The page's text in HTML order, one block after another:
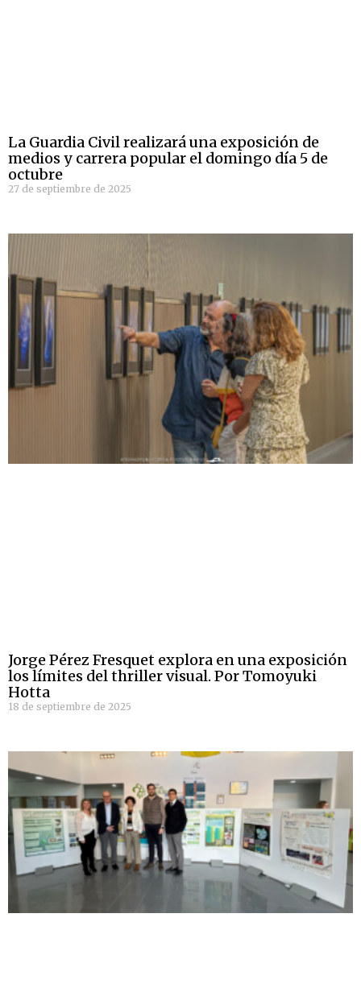
La Guardia Civil realizará una exposición de
medios y carrera popular el domingo día 5 de
octubre
27 de septiembre de 2025
Jorge Pérez Fresquet explora en una exposición
los límites del thriller visual. Por Tomoyuki
Hotta
18 de septiembre de 2025